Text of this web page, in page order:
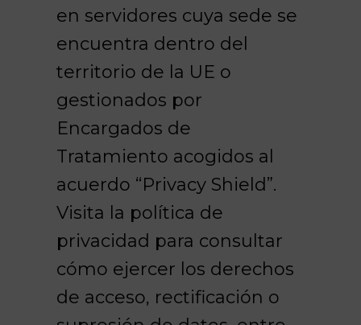
en servidores cuya sede se
encuentra dentro del
territorio de la UE o
gestionados por
Encargados de
Tratamiento acogidos al
acuerdo “Privacy Shield”.
Visita la política de
privacidad para consultar
cómo ejercer los derechos
de acceso, rectificación o